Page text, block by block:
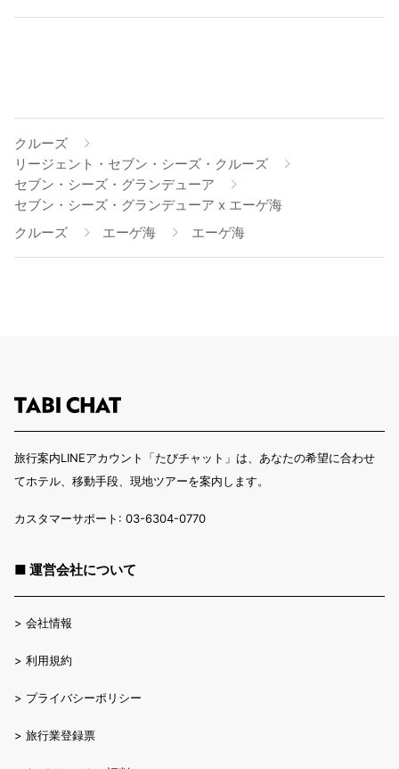
クルーズ
リージェント・セブン・シーズ・クルーズ
セブン・シーズ・グランデューア
セブン・シーズ・グランデューア x エーゲ海
クルーズ
エーゲ海 エーゲ海
旅行案内LINEアカウント「たびチャット」は、あなたの希望に合わせ
てホテル、移動手段、現地ツアーを案内します。
カスタマーサポート: 03-6304-0770
■ 運営会社について
> 会社情報
> 利用規約
> プライバシーポリシー
> 旅行業登録票